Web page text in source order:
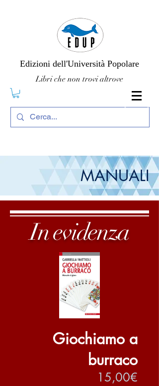
Edizioni dell'Università Popolare
Libri che non trovi altrove
MANUALI
In evidenza
Giochiamo a
burraco
15,00€